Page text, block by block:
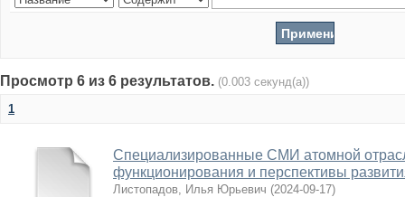
Просмотр 6 из 6 результатов. (0.003 секунд(а))
1
Специализированные СМИ атомной
функционирования и перспективы
Листопадов, Илья Юрьевич (2024-09-17)